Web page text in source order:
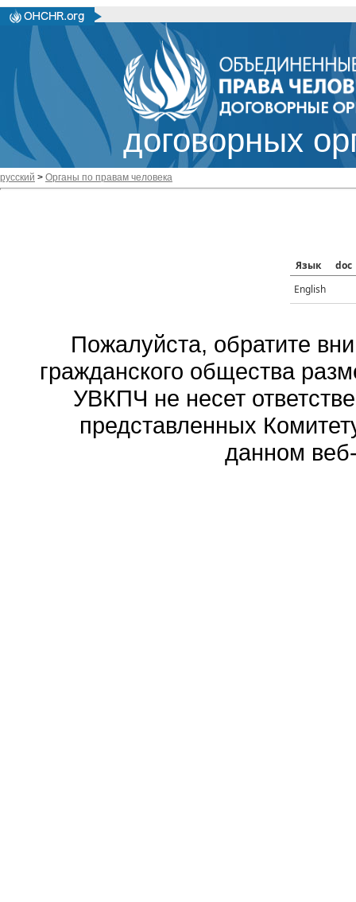
договорных
русский > Органы по правам человека
Язык
doc
English
Пожалуйста, обратите
гражданского общества
УВКПЧ не несет
представленных
данном